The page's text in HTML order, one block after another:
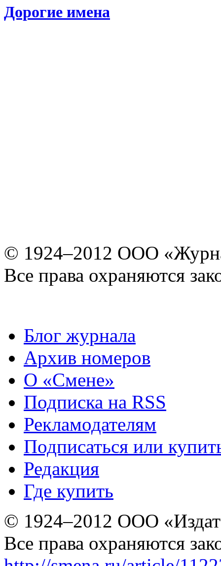
Дорогие имена
© 1924–2012 ООО
Все права охраняются
Блог журнала
Архив номеров
О «Смене»
Подписка на RSS
Рекламодателям
Подписаться или
Редакция
Где купить
© 1924–2012 ООО
Все права охраняются